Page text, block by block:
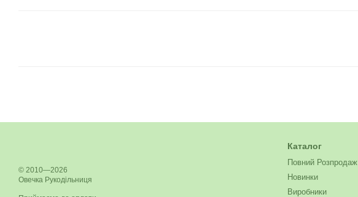
© 2010—2026
Овечка Рукодільниця
Каталог
Повний Розпродаж
Новинки
Виробники